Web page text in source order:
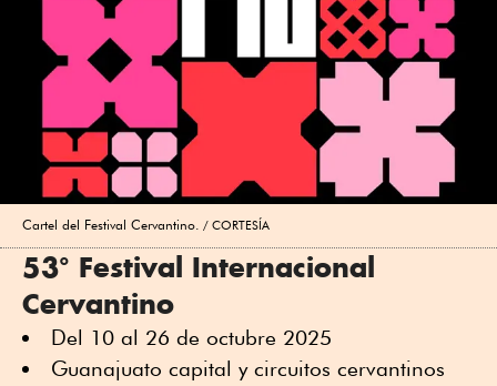
Cartel del Festival Cervantino. CORTESÍA
53° Festival Internacional
Cervantino
Del 10 al 26 de octubre 2025
Guanajuato capital y circuitos cervantinos